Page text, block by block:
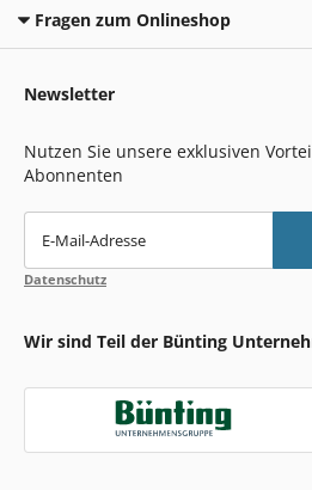
Fragen zum Onlineshop
Newsletter
Nutzen Sie unsere exklusiven
Abonnenten
E-Mail-Adresse
Datenschutz
Wir sind Teil der Bünting